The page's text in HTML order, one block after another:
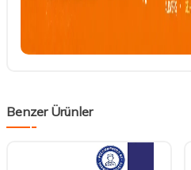
Benzer Ürünler